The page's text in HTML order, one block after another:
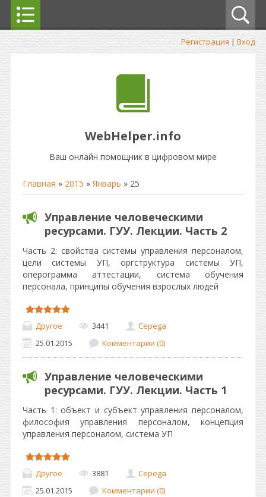
Регистрация | Вход
WebHelper.info
Ваш онлайн помощник в цифровом мире
Главная » 2015 » Январь » 25
Управление человеческими
ресурсами. ГУУ. Лекции. Часть 2
Часть 2: свойства системы управления персоналом,
цели системы УП, оргструктура системы УП,
оперограмма аттестации, система обучения
персонала, принципы обучения взрослых людей
Другое 3441
Cepega
25.01.2015
Комментарии (0)
Управление человеческими
ресурсами. ГУУ. Лекции. Часть 1
Часть 1: объект и субъект управления персоналом,
философия управления персоналом, концепция
управления персоналом, система УП
Другое 3881
Cepega
25.01.2015
Комментарии (0)